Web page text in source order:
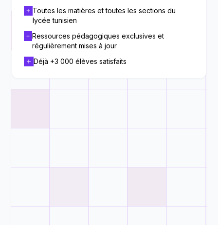
Toutes les matières et toutes les sections du
lycée tunisien
Ressources pédagogiques exclusives et
régulièrement mises à jour
Déjà +3 000 élèves satisfaits